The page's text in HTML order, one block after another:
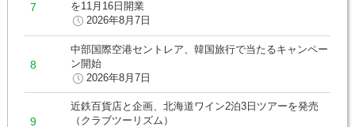
を11月16日開業
2026年8月7日
中部国際空港セントレア、韓国旅行で当たるキャンペー
ン開始
2026年8月7日
近鉄百貨店と企画、北海道ワイン2泊3日ツアーを発売
（クラブツーリズム）